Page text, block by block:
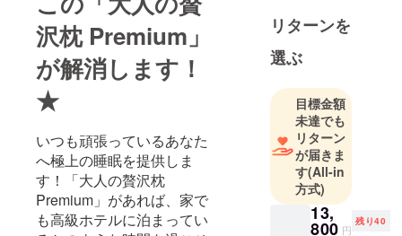
沢枕 Premium」
が解消します！
★
いつも頑張っているあなた
へ極上の睡眠を提供しま
す！「大人の贅沢枕
Premium」があれば、家で
も高級ホテルに泊まってい
日々の暮ら
しの中での
気づきから
ヒントとな
ることも多
いのです
が、作り手
の自己満足
ではなく、
使ってよ
かったと
リターンを
選ぶ
目標金額
未達でも
リターン
が届きま
す(All-in
方式)
13,
800 円
残り40